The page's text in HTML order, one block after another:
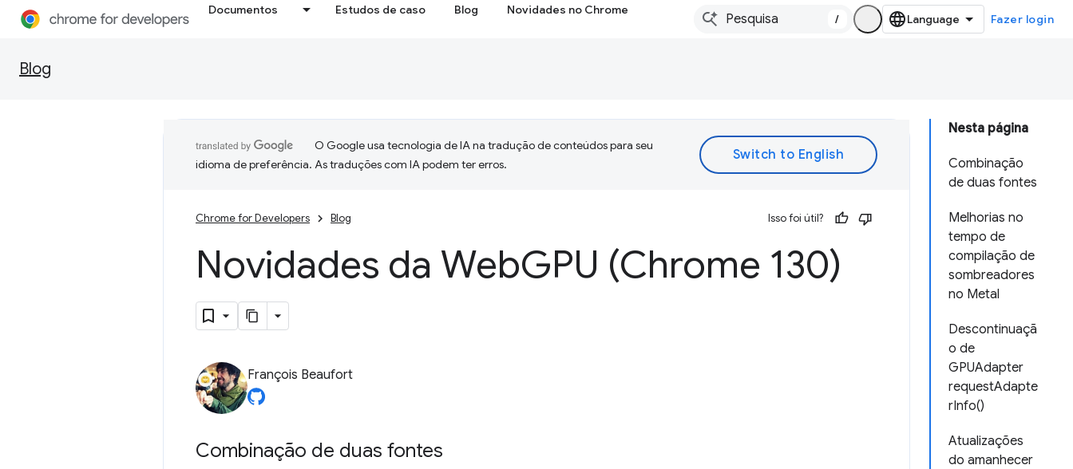
Documentos Estudos de caso Blog Novidades no Chrome
/ Fazer login
Blog
Nesta página
Combinação
de duas fontes
Melhorias no
tempo de
compilação de
sombreadores
no Metal
Descontinuaçã
o de
GPUAdapter
requestAdapte
rInfo()
Atualizações
do amanhecer
O Google usa tecnologia de IA na tradução de conteúdos para seu
idioma de preferência. As traduções com IA podem ter erros.
Chrome for Developers Blog Isso foi útil?
Novidades da WebGPU (Chrome 130)
François Beaufort
Combinação de duas fontes